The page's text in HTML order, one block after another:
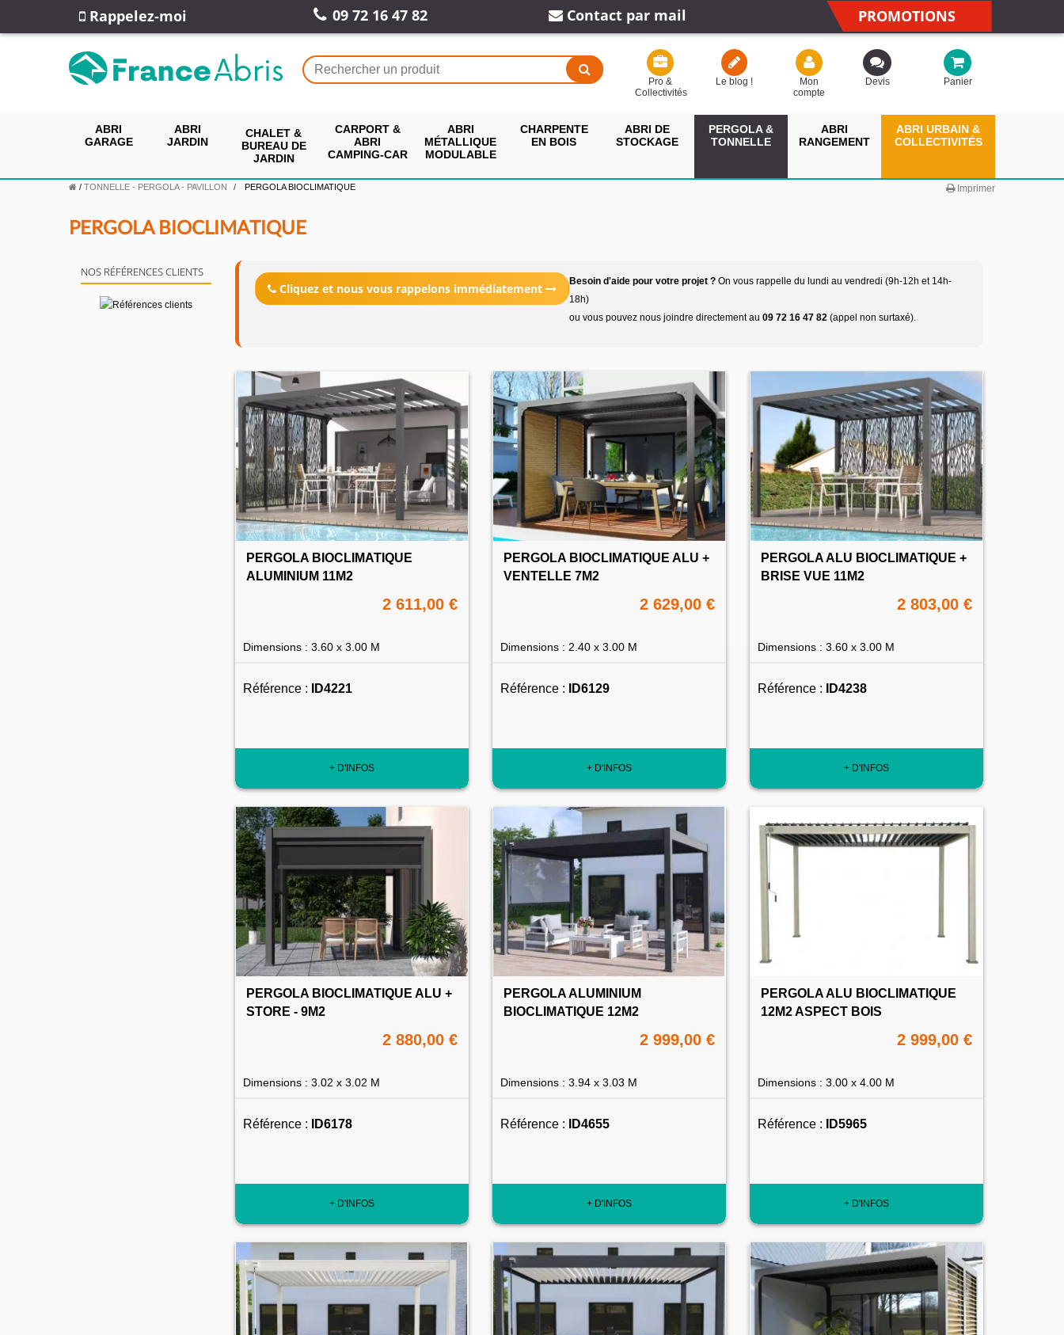
Rappelez-moi 09 72 16 47 82 Contact par mail PROMOTIONS
Pro &
Collectivités
Le blog !
Mon
compte
Devis Panier
ABRI
GARAGE
ABRI
JARDIN
CHALET &
BUREAU DE
JARDIN
CARPORT &
ABRI
CAMPING-CAR
ABRI
MÉTALLIQUE
MODULABLE
CHARPENTE
EN BOIS
ABRI DE
STOCKAGE
PERGOLA &
TONNELLE
ABRI
RANGEMENT
ABRI URBAIN &
COLLECTIVITÉS
/ TONNELLE - PERGOLA - PAVILLON PERGOLA BIOCLIMATIQUE Imprimer
PERGOLA BIOCLIMATIQUE
NOS RÉFÉRENCES CLIENTS
Cliquez et nous vous rappelons immédiatement Besoin d'aide pour votre projet ? On vous rappelle du lundi au vendredi (9h-12h et 14h-
18h)
ou vous pouvez nous joindre directement au 09 72 16 47 82 (appel non surtaxé).
PERGOLA BIOCLIMATIQUE
ALUMINIUM 11M2
2 611,00 €
Dimensions : 3.60 x 3.00 M
Référence : ID4221
+ D'INFOS
PERGOLA BIOCLIMATIQUE ALU +
VENTELLE 7M2
2 629,00 €
Dimensions : 2.40 x 3.00 M
Référence : ID6129
+ D'INFOS
PERGOLA ALU BIOCLIMATIQUE +
BRISE VUE 11M2
2 803,00 €
Dimensions : 3.60 x 3.00 M
Référence : ID4238
+ D'INFOS
PERGOLA BIOCLIMATIQUE ALU +
STORE - 9M2
2 880,00 €
Dimensions : 3.02 x 3.02 M
Référence : ID6178
+ D'INFOS
PERGOLA ALUMINIUM
BIOCLIMATIQUE 12M2
2 999,00 €
Dimensions : 3.94 x 3.03 M
Référence : ID4655
+ D'INFOS
PERGOLA ALU BIOCLIMATIQUE
12M2 ASPECT BOIS
2 999,00 €
Dimensions : 3.00 x 4.00 M
Référence : ID5965
+ D'INFOS